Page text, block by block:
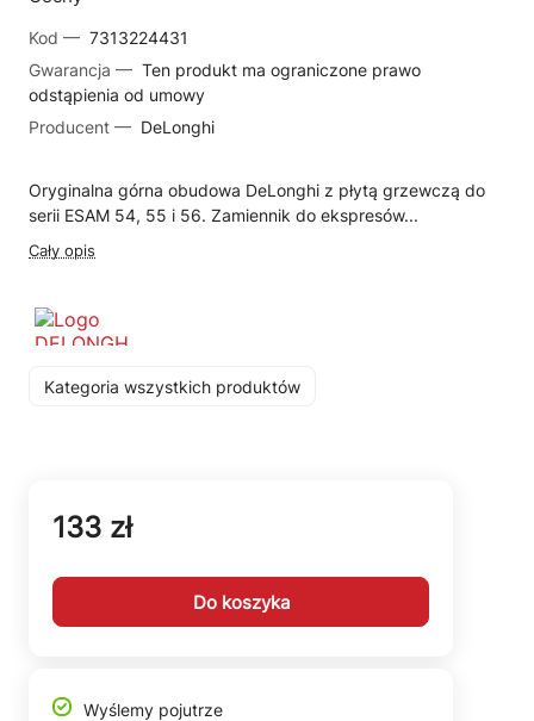
Kod — 7313224431
Gwarancja — Ten produkt ma ograniczone prawo
odstąpienia od umowy
Producent — DeLonghi
Oryginalna górna obudowa DeLonghi z płytą grzewczą do
serii ESAM 54, 55 i 56. Zamiennik do ekspresów...
Cały opis
Kategoria wszystkich produktów
133 zł
Do koszyka
Wyślemy pojutrze